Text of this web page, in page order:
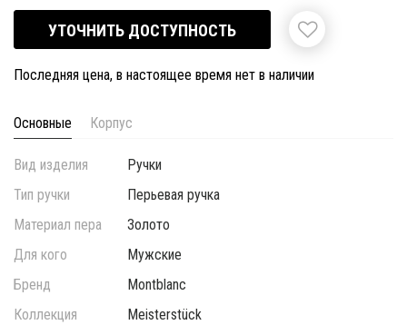
УТОЧНИТЬ ДОСТУПНОСТЬ
Последняя цена, в настоящее время нет в наличии
Основные Корпус
Вид изделия
Ручки
Тип ручки
Перьевая ручка
Материал пера
Золото
Для кого
Мужские
Бренд
Montblanc
Коллекция
Meisterstück